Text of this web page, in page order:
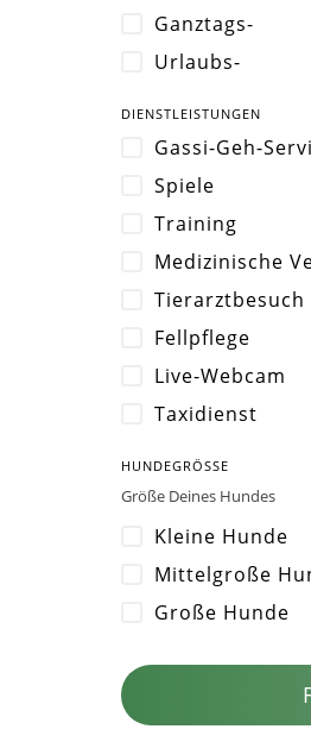
Ganztags-
Urlaubs-
DIENSTLEISTUNGEN
Gassi-Geh-
Spiele
Training
Medizinische
Tierarztbesuch
Fellpflege
Live-Webcam
Taxidienst
HUNDEGRÖSSE
Größe Deines Hundes
Kleine Hunde
Mittelgroße
Große Hunde